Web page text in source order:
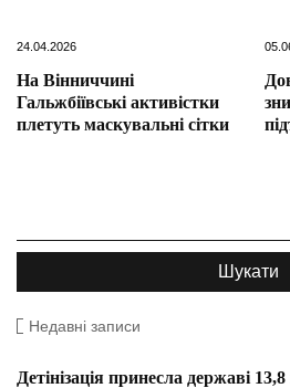
24.04.2026
На Вінниччині
Гальжбіївські активістки
плетуть маскувальні сітки
Недавні записи
Детінізація принесла державі